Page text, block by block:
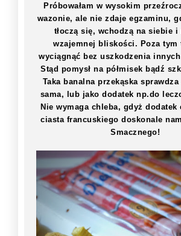
Próbowałam w wysokim
wazonie, ale nie zdaje egzaminu,
tłoczą się, wchodzą na siebie
wzajemnej bliskości. Poza tym
wyciągnąć bez uszkodzenia innych
Stąd pomysł na półmisek bądź
Taka banalna przekąska
sama, lub jako dodatek np.do
Nie wymaga chleba, gdyż dodatek
ciasta francuskiego doskonale
Smacznego!